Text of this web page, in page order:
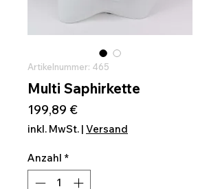
Artikelnummer: 465
Multi Saphirkette
199,89 €Preis
inkl. MwSt. | Versand
Anzahl *